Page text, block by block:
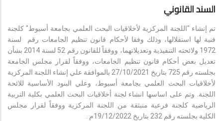
السند القانوني
تم إنشاء "اللجنة المركزية لأخلاقيات البحث العلمي بجامعة أسيوط" كلجنة
فنية لها استقلالها، وذلك وفقا لأحكام قانون تنظيم الجامعات رقم لسنة
1972 ولائحته التنفيذية وتعديلاتهما، ووفقاً للقانون رقم 52 لسنة 2014 بشأن
تعديل بعض أحكام قانون تنظيم الجامعات، ووفقاً لقرار مجلس الجامعة
بجلسته رقم 725 بتاريخ 27/10/2021 بالموافقة علي إنشاء اللجنة المركزية
لأخلاقيات البحث العلمي بجامعة أسيوط، وعلي البنود الأساسية للائحة
اللجنة. وتم على اساسها انشاء لجنة أخلاقيات البحث العلمي بكلية التربية
الرياضية كلجنة فرعية منبثقة من اللجنة المركزية ووفقاً لقرار مجلس
الكلية بجلسته رقم 232 بتاريخ 19/12/2022م .